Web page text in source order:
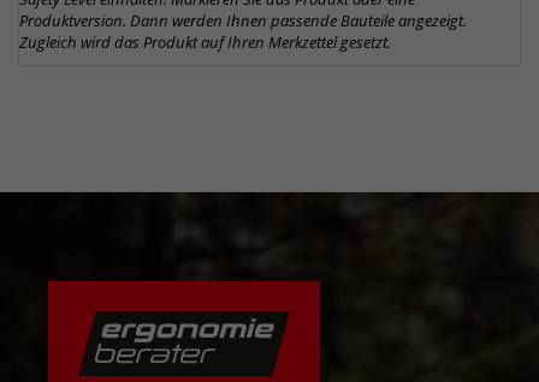
Produktversion. Dann werden Ihnen passende Bauteile angezeigt.
Zugleich wird das Produkt auf Ihren Merkzettel gesetzt.